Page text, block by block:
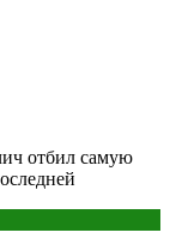
отбил самую